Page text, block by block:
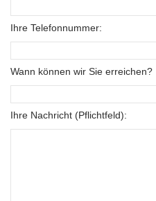
Ihre Telefonnummer:
Wann können wir Sie erreichen?
Ihre Nachricht (Pflichtfeld):